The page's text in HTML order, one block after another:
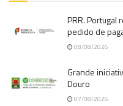
PRR. Portugal
pedido de
08/08/2026
Grande
Douro
07/08/2026